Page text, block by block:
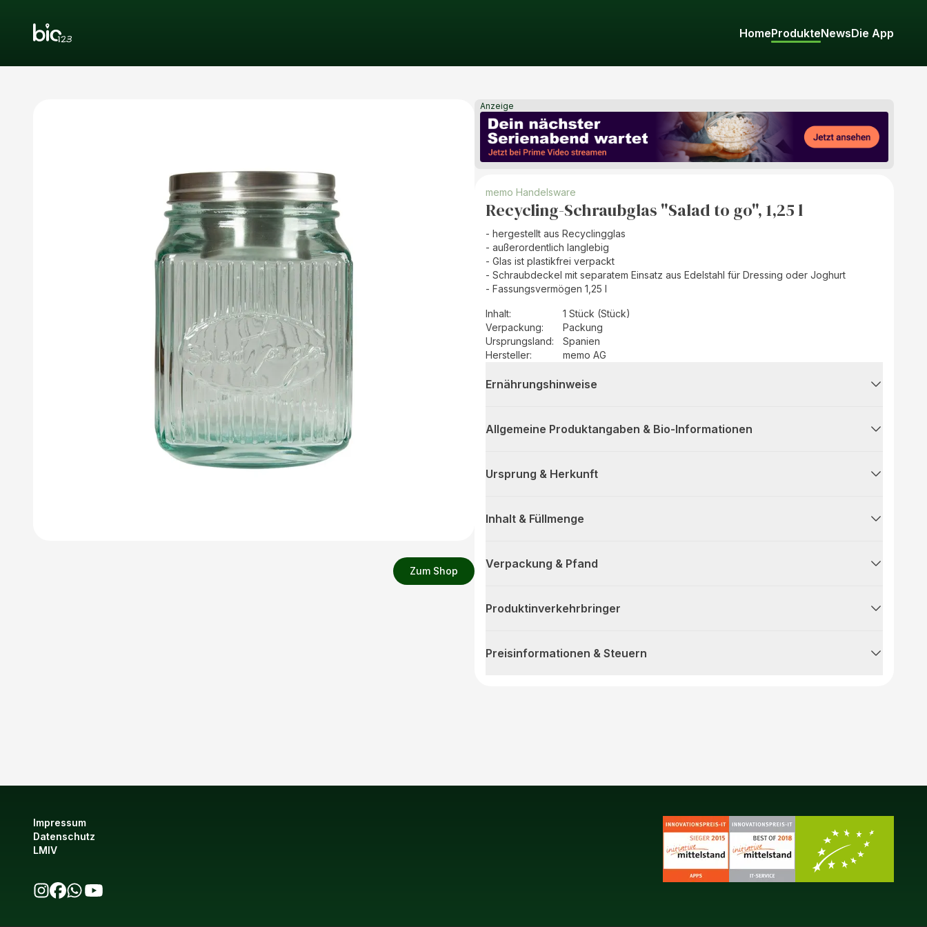
HomeProdukteNewsDie App
Zum Shop
Anzeige
memo Handelsware
Recycling-Schraubglas "Salad to go", 1,25 l
- hergestellt aus Recyclingglas
- außerordentlich langlebig
- Glas ist plastikfrei verpackt
- Schraubdeckel mit separatem Einsatz aus Edelstahl für Dressing oder Joghurt
- Fassungsvermögen 1,25 l
Inhalt:
1 Stück (Stück)
Verpackung:
Packung
Ursprungsland:
Spanien
Hersteller: memo AG
Ernährungshinweise
Allgemeine Produktangaben & Bio-Informationen
Ursprung & Herkunft
Inhalt & Füllmenge
Verpackung & Pfand
Produktinverkehrbringer
Preisinformationen & Steuern
Impressum
Datenschutz
LMIV